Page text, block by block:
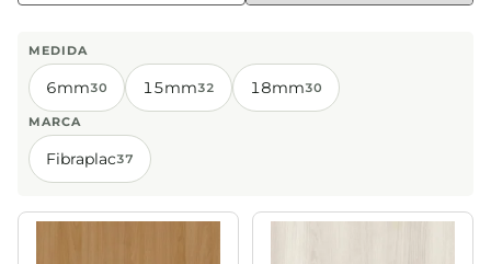
MEDIDA
6mm30 15mm32 18mm30
MARCA
Fibraplac37